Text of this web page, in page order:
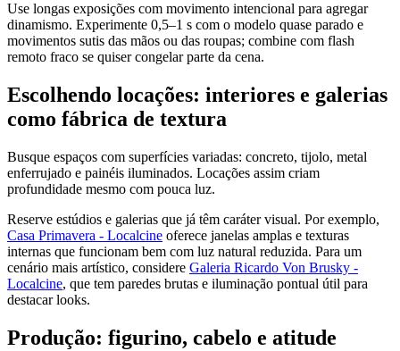
Use longas exposições com movimento intencional para agregar
dinamismo. Experimente 0,5–1 s com o modelo quase parado e
movimentos sutis das mãos ou das roupas; combine com flash
remoto fraco se quiser congelar parte da cena.
Escolhendo locações: interiores e galerias
como fábrica de textura
Busque espaços com superfícies variadas: concreto, tijolo, metal
enferrujado e painéis iluminados. Locações assim criam
profundidade mesmo com pouca luz.
Reserve estúdios e galerias que já têm caráter visual. Por exemplo,
Casa Primavera - Localcine oferece janelas amplas e texturas
internas que funcionam bem com luz natural reduzida. Para um
cenário mais artístico, considere Galeria Ricardo Von Brusky -
Localcine, que tem paredes brutas e iluminação pontual útil para
destacar looks.
Produção: figurino, cabelo e atitude